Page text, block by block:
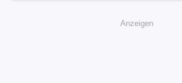
Anzeigen